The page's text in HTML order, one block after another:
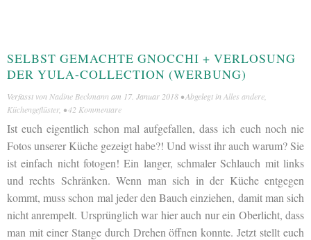
SELBST GEMACHTE GNOCCHI + VERLOSUNG
DER YULA-COLLECTION (WERBUNG)
Verfasst von Nadine Beckmann am 17. Januar 2018 • Abgelegt in Alles andere
Küchengeflüster, •42 Kommentare
Ist euch eigentlich schon mal aufgefallen, dass ich euch noch nie
Fotos unserer Küche gezeigt habe?! Und wisst ihr auch warum? Sie
ist einfach nicht fotogen! Ein langer, schmaler Schlauch mit links
und rechts Schränken. Wenn man sich in der Küche entgegen
kommt, muss schon mal jeder den Bauch einziehen, damit man sich
nicht anrempelt. Ursprünglich war hier auch nur ein Oberlicht, dass
man mit einer Stange durch Drehen öffnen konnte. Jetzt stellt euch